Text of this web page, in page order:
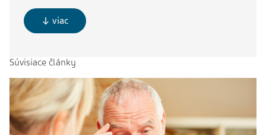
↓ viac
Súvisiace články